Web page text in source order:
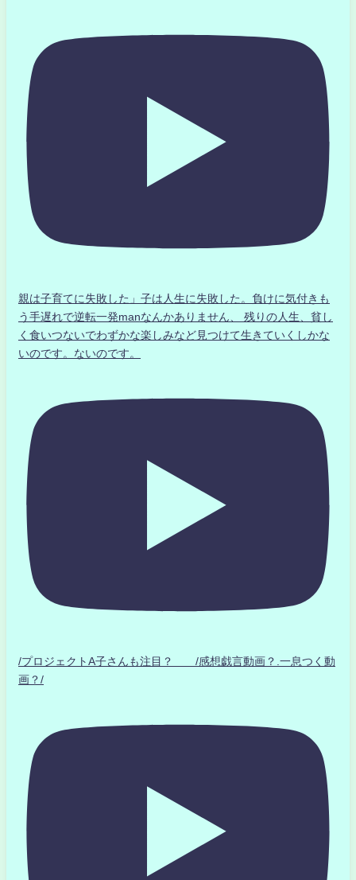
親は子育てに失敗した」子は人生に失敗した。負けに気付きも
う手遅れで逆転一発manなんかありません、 残りの人生、貧し
く食いつないでわずかな楽しみなど見つけて生きていくしかな
いのです。ないのです。
/プロジェクトA子さんも注目？ /感想戯言動画？.一息つく動
画？/